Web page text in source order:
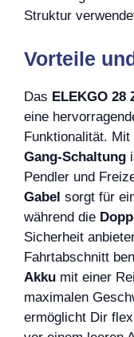
Struktur
Vorteile
Das ELEKGO
eine
Funktionalität.
Gang-Schaltung
Pendler und
Gabel sorgt für
während die
Sicherheit
Fahrtabschnitt
Akku mit einer
maximalen
ermöglicht Dir